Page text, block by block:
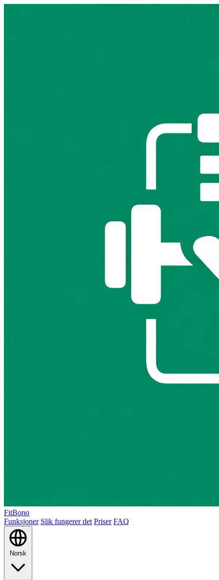
FitBono
Funksjoner Slik fungerer det Priser FAQ
Norsk